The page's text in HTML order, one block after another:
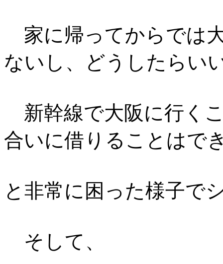
家に帰ってからでは
ないし、どうしたらい
新幹線で大阪に行く
合いに借りることはで
と非常に困った様子で
そして、